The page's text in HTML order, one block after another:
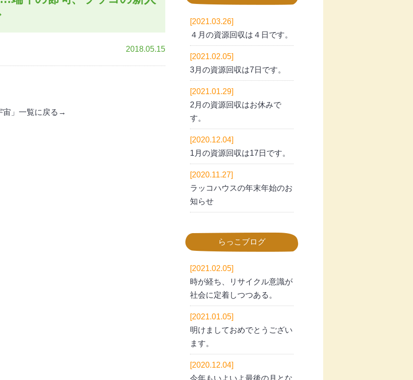
2018.05.15
宙」一覧に戻る→
[2021.03.26]
４月の資源回収は４日です。
[2021.02.05]
3月の資源回収は7日です。
[2021.01.29]
2月の資源回収はお休みで
す。
[2020.12.04]
1月の資源回収は17日です。
[2020.11.27]
ラッコハウスの年末年始のお
知らせ
らっこブログ
[2021.02.05]
時が経ち、リサイクル意識が
社会に定着しつつある。
[2021.01.05]
明けましておめでとうござい
ます。
[2020.12.04]
今年もいよいよ最後の月とな